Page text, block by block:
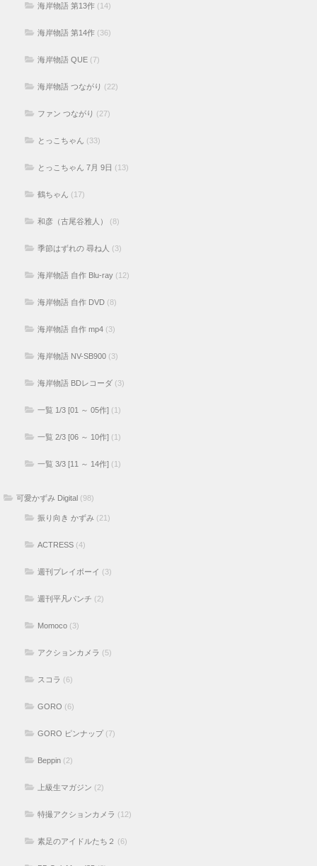
海岸物語 第13作 (14)
海岸物語 第14作 (36)
海岸物語 QUE (7)
海岸物語 つながり (22)
ファン つながり (27)
とっこちゃん (33)
とっこちゃん 7月 9日 (13)
鶴ちゃん (17)
和彦（古尾谷雅人） (8)
季節はずれの 尋ね人 (3)
海岸物語 自作 Blu-ray (12)
海岸物語 自作 DVD (8)
海岸物語 自作 mp4 (3)
海岸物語 NV-SB900 (3)
海岸物語 BDレコーダ (3)
一覧 1/3 [01 ～ 05作] (1)
一覧 2/3 [06 ～ 10作] (1)
一覧 3/3 [11 ～ 14作] (1)
可愛かずみ Digital (98)
振り向き かずみ (21)
ACTRESS (4)
週刊プレイボーイ (3)
週刊平凡パンチ (2)
Momoco (3)
アクションカメラ (5)
スコラ (6)
GORO (6)
GORO ピンナップ (7)
Beppin (2)
上級生マガジン (2)
特撮アクションカメラ (12)
素足のアイドルたち２ (6)